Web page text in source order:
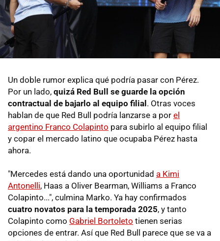
Un doble rumor explica qué podría pasar con Pérez.
Por un lado, quizá Red Bull se guarde la opción
contractual de bajarlo al equipo filial . Otras voces
hablan de que Red Bull podría lanzarse a por el
argentino Franco Colapinto para subirlo al equipo filial
y copar el mercado latino que ocupaba Pérez hasta
ahora.
"Mercedes está dando una oportunidad a Kimi
Antonelli, Haas a Oliver Bearman, Williams a Franco
Colapinto...", culmina Marko. Ya hay confirmados
cuatro novatos para la temporada 2025, y tanto
Colapinto como Gabriel Bortoleto tienen serias
opciones de entrar. Así que Red Bull parece que se va a